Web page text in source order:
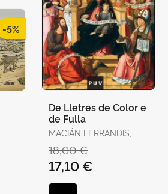
-5%
De Lletres de Color e
de Fulla
MACIÁN FERRANDIS,
18,00 €
17,10 €